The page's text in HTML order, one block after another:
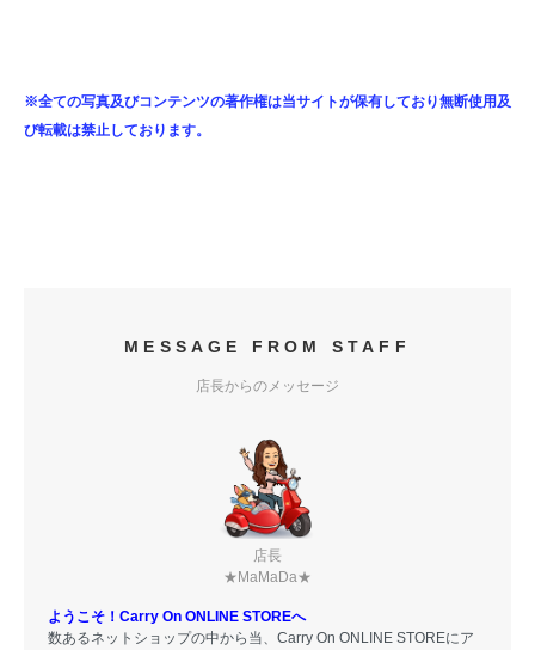
※全ての写真及びコンテンツの著作権は当サイトが保有しており無断使用及
び転載は禁止しております。
MESSAGE FROM STAFF
店長からのメッセージ
店長
★MaMaDa★
ようこそ！Carry On ONLINE STOREへ
数あるネットショップの中から当、Carry On ONLINE STOREにア